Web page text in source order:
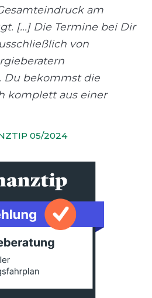
am
[...] Die Termine bei Dir
von
Du bekommst die
komplett aus einer
05/2024